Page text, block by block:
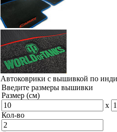
Автоковрики с вышивкой по
Введите размеры вышивки
Размер (см)
x
Кол-во